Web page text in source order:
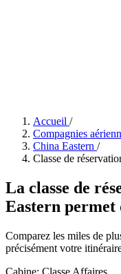
Accueil /
Compagnies
China Eastern /
Classe de
La classe de
Eastern permet
Comparez les miles de
précisément votre
Cabine: Classe Affaires